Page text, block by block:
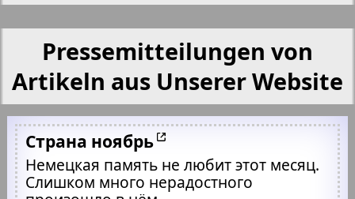
Pressemitteilungen von
Artikeln aus Unserer Website
Страна ноябрь
Немецкая память не любит этот месяц.
Слишком много нерадостного